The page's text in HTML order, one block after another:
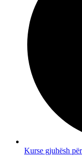
Kurse gjuhësh